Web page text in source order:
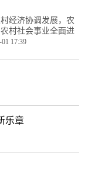
经济协调发展，农
村社会事业全面进
17:39
乐章